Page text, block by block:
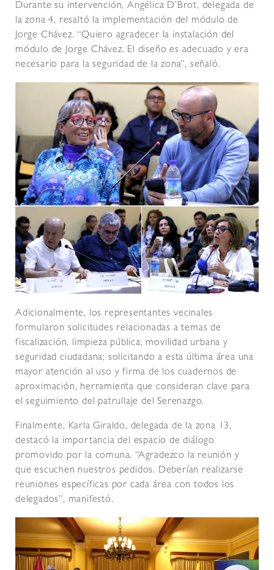
Durante su intervención, Angélica D’Brot, delegada de
la zona 4, resaltó la implementación del módulo de
Jorge Chávez. “Quiero agradecer la instalación del
módulo de Jorge Chávez. El diseño es adecuado y era
necesario para la seguridad de la zona”, señaló.
Adicionalmente, los representantes vecinales
formularon solicitudes relacionadas a temas de
fiscalización, limpieza pública, movilidad urbana y
seguridad ciudadana; solicitando a esta última área una
mayor atención al uso y firma de los cuadernos de
aproximación, herramienta que consideran clave para
el seguimiento del patrullaje del Serenazgo.
Finalmente, Karla Giraldo, delegada de la zona 13,
destacó la importancia del espacio de diálogo
promovido por la comuna. “Agradezco la reunión y
que escuchen nuestros pedidos. Deberían realizarse
reuniones específicas por cada área con todos los
delegados”, manifestó.